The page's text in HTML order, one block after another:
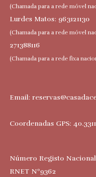
(Chamada para a rede móvel
Lurdes Matos: 963121130
(Chamada para a rede móvel
271388116
(Chamada para a rede fixa
Email:
Coordenadas GPS:
Número Registo
RNET Nº9362